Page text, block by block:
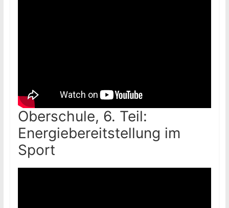
Oberschule, 6. Teil:
Energiebereitstellung im
Sport